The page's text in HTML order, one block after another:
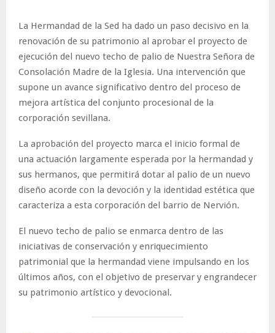
La Hermandad de la Sed ha dado un paso decisivo en la
renovación de su patrimonio al aprobar el proyecto de
ejecución del nuevo techo de palio de Nuestra Señora de
Consolación Madre de la Iglesia. Una intervención que
supone un avance significativo dentro del proceso de
mejora artística del conjunto procesional de la
corporación sevillana.
La aprobación del proyecto marca el inicio formal de
una actuación largamente esperada por la hermandad y
sus hermanos, que permitirá dotar al palio de un nuevo
diseño acorde con la devoción y la identidad estética que
caracteriza a esta corporación del barrio de Nervión.
El nuevo techo de palio se enmarca dentro de las
iniciativas de conservación y enriquecimiento
patrimonial que la hermandad viene impulsando en los
últimos años, con el objetivo de preservar y engrandecer
su patrimonio artístico y devocional.